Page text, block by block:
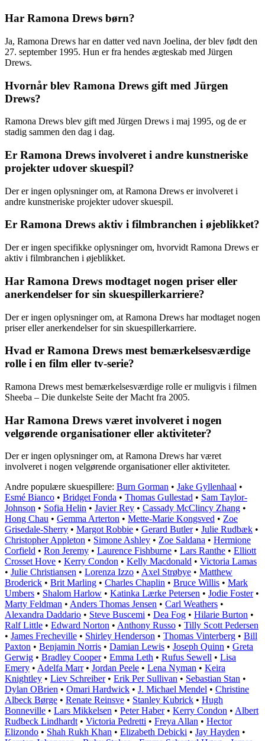
Har Ramona Drews børn?
Ja, Ramona Drews har en datter ved navn Joelina, der blev født den
27. september 1995. Hun er fra hendes ægteskab med Jürgen
Drews.
Hvornår blev Ramona Drews gift med Jürgen
Drews?
Ramona Drews blev gift med Jürgen Drews i maj 1995, og de er
stadig sammen den dag i dag.
Er Ramona Drews involveret i andre kunstneriske
projekter udover skuespil?
Der er ingen oplysninger om, at Ramona Drews er involveret i
andre kunstneriske projekter udover skuespil.
Er Ramona Drews aktiv i filmbranchen i øjeblikket?
Der er ingen specifikke oplysninger om, hvorvidt Ramona Drews er
aktiv i filmbranchen i øjeblikket.
Har Ramona Drews modtaget nogen priser eller
anerkendelser for sin skuespillerkarriere?
Der er ingen oplysninger om, at Ramona Drews har modtaget nogen
priser eller anerkendelser for sin skuespillerkarriere.
Hvad er Ramona Drews mest bemærkelsesværdige
rolle i en film eller tv-serie?
Ramona Drews mest bemærkelsesværdige rolle er muligvis i filmen
Sheeba – Die dunkelste Seite der Macht fra 2005.
Har Ramona Drews været involveret i nogen
velgørende organisationer eller aktiviteter?
Der er ingen oplysninger om, at Ramona Drews har været
involveret i nogen velgørende organisationer eller aktiviteter.
Andre populære skuespillere: Burn Gorman • Jake Gyllenhaal •
Esmé Bianco • Bridget Fonda • Thomas Gullestad • Sam Taylor-
Johnson • Sofia Helin • Javier Rey • Cassady McClincy Zhang •
Hong Chau • Gemma Arterton • Mette-Marie Kongsved • Zoe
Grisedale-Sherry • Margot Robbie • Gerard Butler• Julie Rudbæk •
Christopher Appleton • Simone Ashley • Zoe Saldana • Hermione
Corfield • Ron Jeremy • Laurence Fishburne • Lars Ranthe • Elliott
Crosset Hove • Kerry Condon • Kelly Macdonald • Victoria Lamas
• Julie Christiansen • Lorenza Izzo • Axel Strøbye • Matthew
Broderick • Brit Marling • Charles Chaplin • Bruce Willis • Mark
Umbers • Shalom Harlow • Katinka Lærke Petersen • Jodie Foster•
Marty Feldman • Anders Thomas Jensen • Carl Weathers •
Alexandra Daddario • Steve Buscemi • Dea Fog • Hilarie Burton •
Ralf Little • Edward Norton • Anthony Russo • Tilly Scott Pedersen
• James Frecheville • Shirley Henderson • Thomas Vinterberg • Bill
Paxton • Benjamin Norris • Damian Lewis • Joseph Quinn • Greta
Gerwig • Bradley Cooper• Emma Leth • Rufus Sewell • Lisa
Emery • Adelfa Marr• Jordan Peele • Lena Nyman • Keira
Knightley • Liev Schreiber• Erik Per Sullivan • Sebastian Stan •
Dylan OBrien • Omari Hardwick • J. Michael Mendel • Christine
Albeck Børge • Renate Reinsve • Stanley Kubrick • Hugh
Bonneville • Lars Mikkelsen • Peter Haber• Kerry Condon • Albert
Rudbeck Lindhardt• Victoria Pedretti • Freya Allan • Hector
Elizondo • Shah Rukh Khan • Elizabeth Debicki • Jay Hayden •